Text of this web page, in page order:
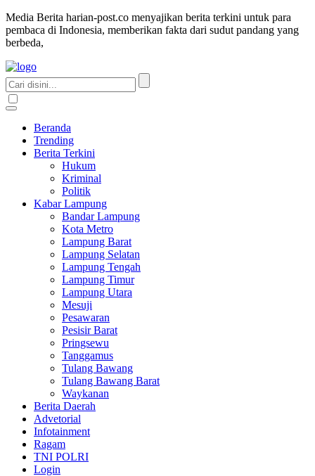
Media Berita harian-post.co menyajikan berita terkini untuk para
pembaca di Indonesia, memberikan fakta dari sudut pandang yang
berbeda,
Beranda
Trending
Berita Terkini
Hukum
Kriminal
Politik
Kabar Lampung
Bandar Lampung
Kota Metro
Lampung Barat
Lampung Selatan
Lampung Tengah
Lampung Timur
Lampung Utara
Mesuji
Pesawaran
Pesisir Barat
Pringsewu
Tanggamus
Tulang Bawang
Tulang Bawang Barat
Waykanan
Berita Daerah
Advetorial
Infotainment
Ragam
TNI POLRI
Login